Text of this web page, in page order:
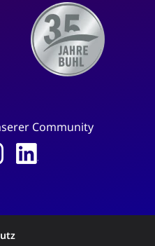
Community